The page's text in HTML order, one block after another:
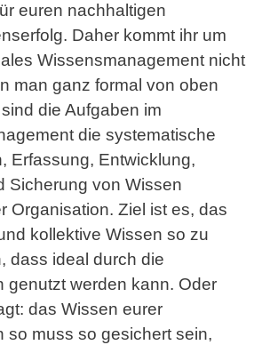
euren nachhaltigen
Daher kommt ihr um
Wissensmanagement nicht
man ganz formal von oben
die Aufgaben im
die systematische
Erfassung, Entwicklung,
Sicherung von Wissen
Organisation. Ziel ist es, das
kollektive Wissen so zu
dass ideal durch die
genutzt werden kann. Oder
das Wissen eurer
so muss so gesichert sein,